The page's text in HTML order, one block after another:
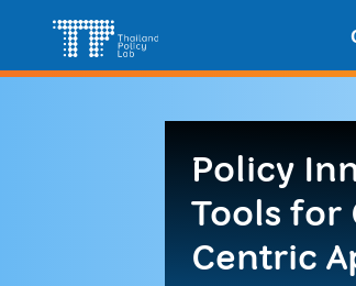
content
Search
Policy
Tools for
Centric